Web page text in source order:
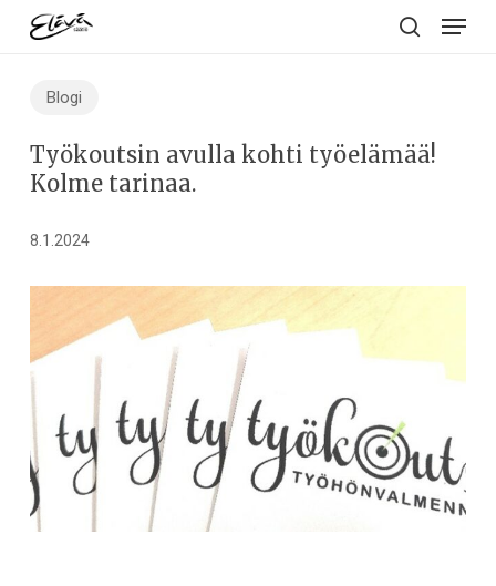
content
Menu
Blogi
Työkoutsin avulla kohti työelämää!
Kolme tarinaa.
8.1.2024